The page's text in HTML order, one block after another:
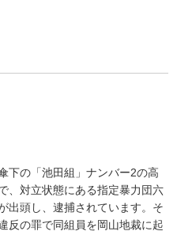
下の「池田組」ナンバー2の高
、対立状態にある指定暴力団六
出頭し、逮捕されています。そ
反の罪で同組員を岡山地裁に起